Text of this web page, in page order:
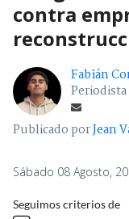
contra
Periodista